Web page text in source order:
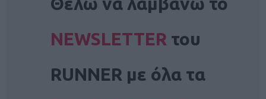
NEWSLETTER του
RUNNER με όλα τα